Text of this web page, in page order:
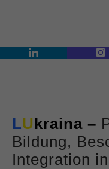
LUkraina –
Bildung,
Integration